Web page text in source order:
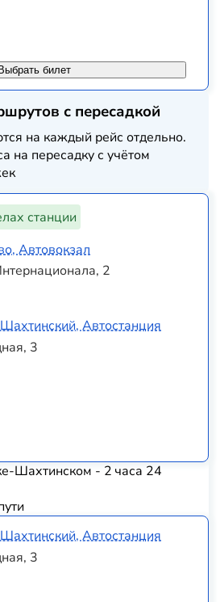
Выбрать билет
с пересадкой
на каждый рейс отдельно.
на пересадку с учётом
станции
Автовокзал
2
Автостанция
3
Шахтинском - 2 часа 24
Автостанция
3